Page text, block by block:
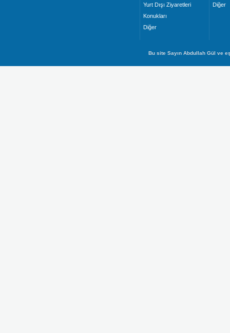
Yurt Dışı Ziyaretleri
Konukları
Diğer
Diğer
Bu site Sayın Abdullah Gül ve